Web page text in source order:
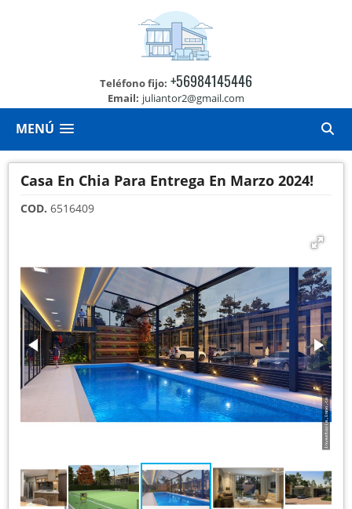
Teléfono fijo: +56984145446
Email: juliantor2@gmail.com
MENÚ
Casa En Chia Para Entrega En Marzo 2024!
COD. 6516409